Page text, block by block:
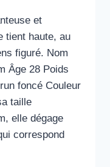
et
tient haute, au
figuré. Nom
Âge 28 Poids
foncé Couleur
taille
elle dégage
correspond